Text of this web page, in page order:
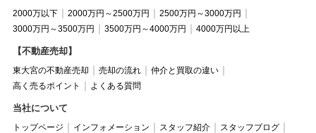
2000万以下 2000万円～2500万円
2500万円～3000万円
3000万円～3500万円
3500万円～4000万円 4000万円以上
【不動産売却】
東大宮の不動産売却 売却の流れ
仲介と買取の違い
高く売るポイント
よくある質問
当社について
トップページ インフォメーション スタッフ紹介
スタッフブログ